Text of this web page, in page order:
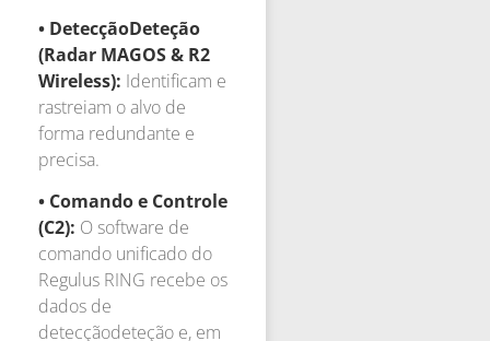
• DetecçãoDeteção
(Radar MAGOS & R2
Wireless): Identificam e
rastreiam o alvo de
forma redundante e
precisa.
• Comando e Controle
(C2): O software de
comando unificado do
Regulus RING recebe os
dados de
detecçãodeteção e, em